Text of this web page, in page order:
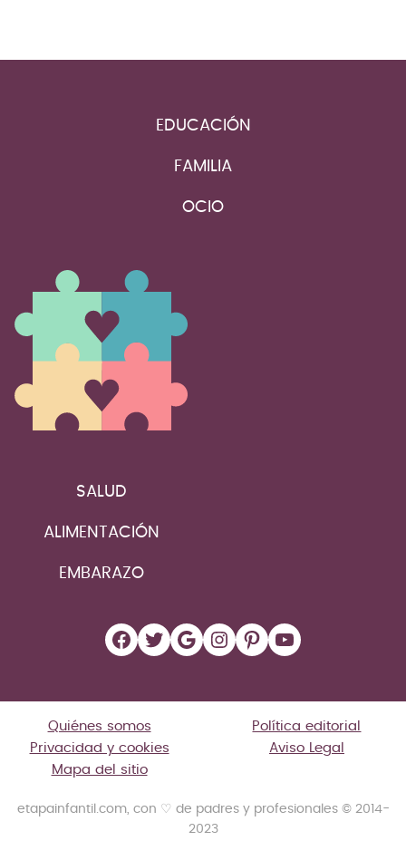
EDUCACIÓN
FAMILIA
OCIO
SALUD
ALIMENTACIÓN
EMBARAZO
Facebook
Twitter
Google
Instagram
Pinterest
YouTube
Quiénes somos
Política editorial
Privacidad y cookies
Aviso Legal
Mapa del sitio
etapainfantil.com, con ♡ de padres y profesionales © 2014-
2023